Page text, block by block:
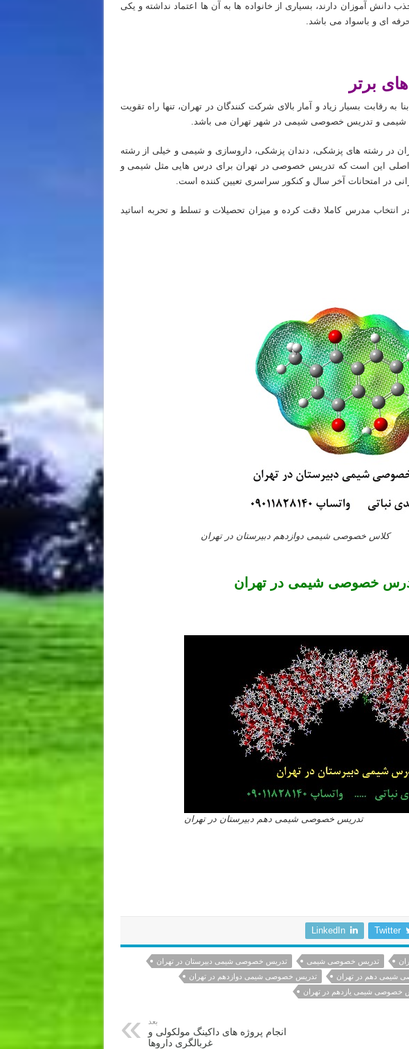
دانش آموزان دارند، بسیاری از خانواده ها به آن ها اعتماد نداشته و یکی
ای و باسواد می باشد.
برتر
به رقابت بسیار زیاد و آمار بالای شرکت کنندگان در تهران، تنها راه تقویت
شیمی و تدریس خصوصی شیمی در شهر تهران می باشد.
در رشته های پزشکی، دندان پزشکی، داروسازی و شیمی و خیلی از رشته
اصلی این است که تدریس خصوصی در تهران برای درس هایی مثل شیمی و
در امتحانات آخر سال و کنکور سراسری تعیین کننده است.
انتخاب مدرس کاملا دقت کرده و میزان تحصیلات و تسلط و تحربه اساتید
کلاس خصوصی شیمی دوازدهم دبیرستان در تهران
خصوصی شیمی در تهران
تدریس خصوصی شیمی دهم دبیرستان در تهران
Twitter
LinkedIn
تدریس خصوصی شیمی
تدریس خصوصی شیمی دبیرستان در تهران
شیمی دهم در تهران
تدریس خصوصی شیمی دوازدهم در تهران
خصوصی شیمی یازدهم در تهران
بعد
انجام پروژه های داکینگ مولکولی و
غربالگری داروها